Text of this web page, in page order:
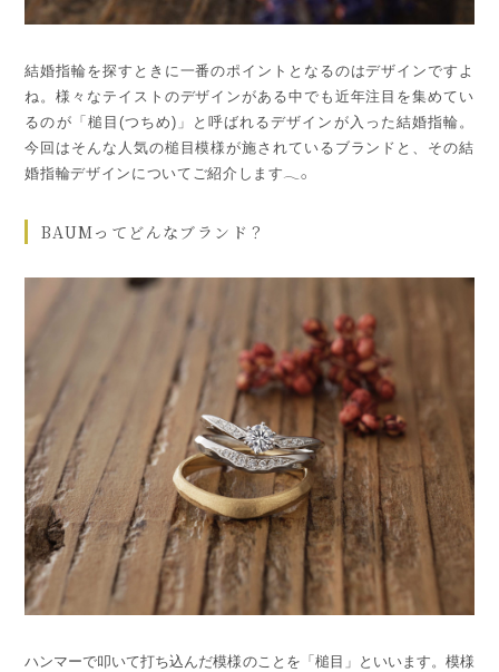
結婚指輪を探すときに一番のポイントとなるのはデザインですよ
ね。様々なテイストのデザインがある中でも近年注目を集めてい
るのが「槌目(つちめ)」と呼ばれるデザインが入った結婚指輪。
今回はそんな人気の槌目模様が施されているブランドと、その結
婚指輪デザインについてご紹介します𓂃𓂂
BAUMってどんなブランド？
ハンマーで叩いて打ち込んだ模様のことを「槌目」といいます。模様